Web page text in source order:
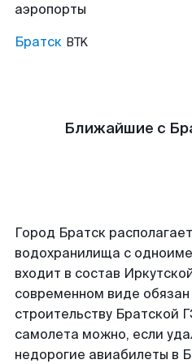
аэропорты
Братск BTK
Ближайшие с
Город Братск
водохранилища с
входит в состав
современном виде
строительству Братской
самолета можно, если
недорогие авиабилеты в